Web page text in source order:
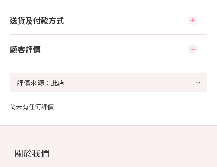
送貨及付款方式
顧客評價
尚未有任何評價
關於我們